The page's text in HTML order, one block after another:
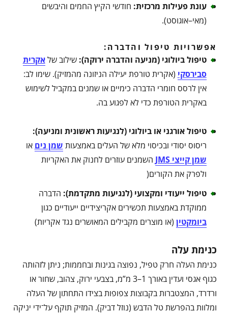
עונת פעילות מרכזית: חודשי הקיץ החמים והיבשים
(מאי–אוגוסט).
אפשרויות טיפול והדברה:
טיפול ביולוגי (מניעה והדברה ירוקה): שילוב שלאקרית
סבירסקי (אקרית טורפת יעילה הניזונה מהמזיק). שימו לב:
אין לרסס חומרי הדברה כימיים או שמנים במקביל לשימוש
באקרית הטורפת כדי לא לפגוע בה.
טיפול אורגני או ביולוגי (לנגיעות ראשונית ומניעה):
ריסוס יסודי ובכיסוי מלא של העלים באמצעות שמן נים או
שמן קייצי JMS
השמנים עוזרים לחנוק את האקריות
ולפרק את הקורים(
טיפול ייעודי ומקצועי (לנגיעות מתקדמת): הדברה
ממוקדת באמצעות תכשירים אקריצידיים ייעודיים כגון
ביומקטין (או מוצרים מקבילים המאושרים נגד אקריות)
כנימת עלה
כנימת העלה חרק טפיל, נפוצה בגינות ובחממות; ניתן לזהותה
כגוף אגסי ועדין באורך 1–3 מ”מ, בצבעי ירוק, צהוב, שחור או
ורדרד, המצטברות בקבוצות צפופות בצידו התחתון של העלה
ומלוות בהפרשת טל הדבש (נוזל דביק). המזיק תוקף על־ידי יניקה